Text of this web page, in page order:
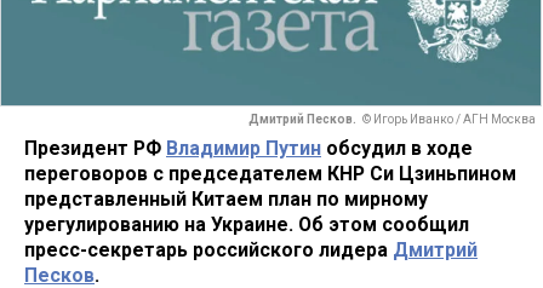
Дмитрий Песков. © Игорь Иванко / АГН Москва
Президент РФ Владимир Путин обсудил в ходе
переговоров с председателем КНР Си Цзиньпином
представленный Китаем план по мирному
урегулированию на Украине. Об этом сообщил
пресс-секретарь российского лидера Дмитрий
Песков.